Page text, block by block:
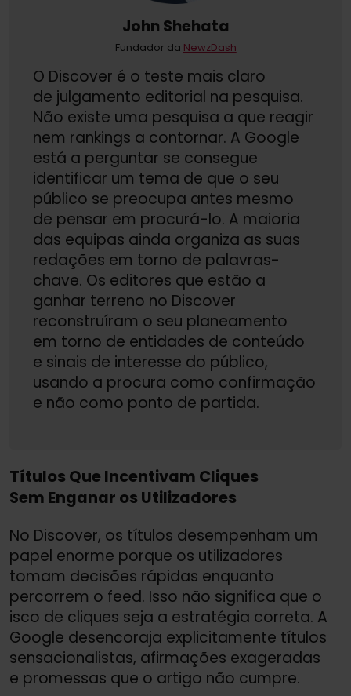
John Shehata
Fundador da NewzDash
O Discover é o teste mais claro
de julgamento editorial na pesquisa.
Não existe uma pesquisa a que reagir
nem rankings a contornar. A Google
está a perguntar se consegue
identificar um tema de que o seu
público se preocupa antes mesmo
de pensar em procurá-lo. A maioria
das equipas ainda organiza as suas
redações em torno de palavras-
chave. Os editores que estão a
ganhar terreno no Discover
reconstruíram o seu planeamento
em torno de entidades de conteúdo
e sinais de interesse do público,
usando a procura como confirmação
e não como ponto de partida.
Títulos Que Incentivam Cliques
Sem Enganar os Utilizadores
No Discover, os títulos desempenham um
papel enorme porque os utilizadores
tomam decisões rápidas enquanto
percorrem o feed. Isso não significa que o
isco de cliques seja a estratégia correta. A
Google desencoraja explicitamente títulos
sensacionalistas, afirmações exageradas
e promessas que o artigo não cumpre.